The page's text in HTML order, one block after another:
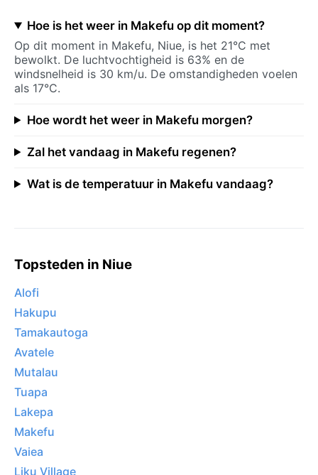
Hoe is het weer in Makefu op dit moment?
Op dit moment in Makefu, Niue, is het 21°C met
bewolkt. De luchtvochtigheid is 63% en de
windsnelheid is 30 km/u. De omstandigheden voelen
als 17°C.
Hoe wordt het weer in Makefu morgen?
Zal het vandaag in Makefu regenen?
Wat is de temperatuur in Makefu vandaag?
Topsteden in Niue
Alofi
Hakupu
Tamakautoga
Avatele
Mutalau
Tuapa
Lakepa
Makefu
Vaiea
Liku Village